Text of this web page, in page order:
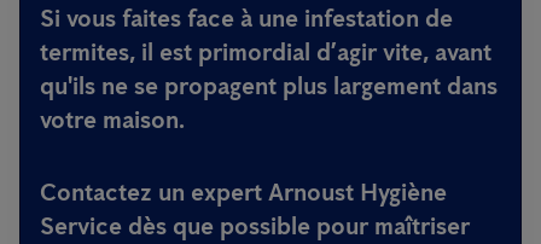
Si vous faites face à une infestation de
termites, il est primordial d’agir vite, avant
qu'ils ne se propagent plus largement dans
votre maison.
Contactez un expert Arnoust Hygiène
Service dès que possible pour maîtriser